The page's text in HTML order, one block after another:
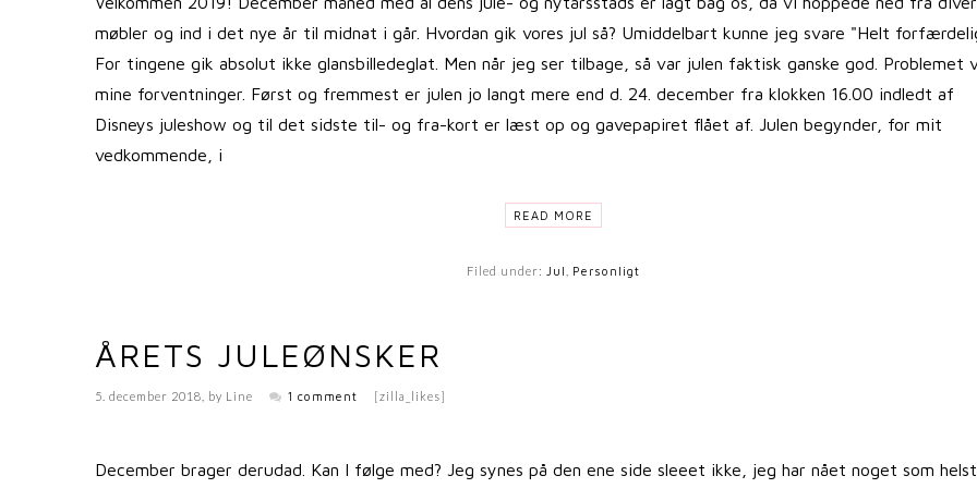
møbler og ind i det nye år til midnat i går. Hvordan gik vores jul så? Umiddelbart kunne jeg svare "Helt
For tingene gik absolut ikke glansbilledeglat. Men når jeg ser tilbage, så var julen faktisk ganske god. Problemet
mine forventninger. Først og fremmest er julen jo langt mere end d. 24. december fra klokken 16.00 indledt af
Disneys juleshow og til det sidste til- og fra-kort er læst op og gavepapiret flået af. Julen begynder, for mit
vedkommende, i
READ MORE
Filed under: Jul Personligt
ÅRETS JULEØNSKER
5. december 2018 , by Line 1 comment [zilla_likes]
December brager derudad. Kan I følge med? Jeg synes på den ene side sleeet ikke, jeg har nået noget som helst